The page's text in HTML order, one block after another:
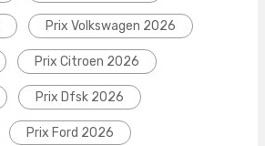
Prix Volkswagen 2026
Prix Citroen 2026
Prix Dfsk 2026
Prix Ford 2026